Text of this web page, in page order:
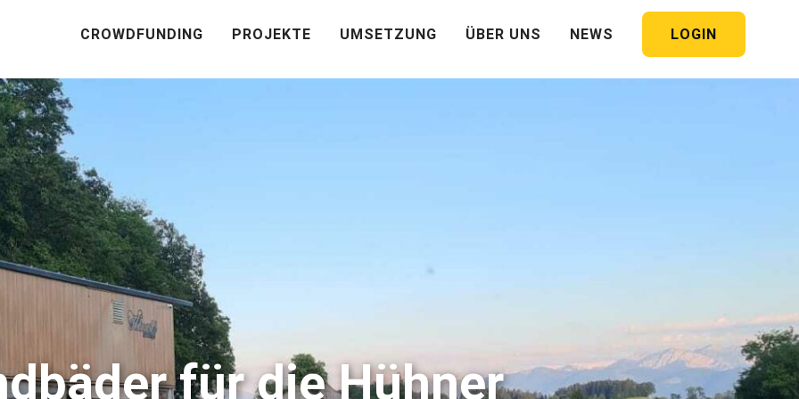
Navigation
CROWDFUNDING PROJEKTE UMSETZUNG ÜBER UNS NEWS LOGIN
für die Hühner